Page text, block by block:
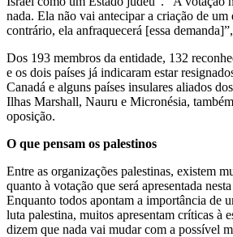
nada. Ela não vai antecipar a criação de um
contrário, ela anfraquecerá [essa
Dos 193 membros da entidade, 132
e os dois países já indicaram estar
Canadá e alguns países insulares aliados
Ilhas Marshall, Nauru e Micronésia,
oposição.
O que pensam os palestinos
Entre as organizações palestinas, existem
quanto à votação que será apresentada
Enquanto todos apontam a importância de
luta palestina, muitos apresentam críticas à
dizem que nada vai mudar com a possível